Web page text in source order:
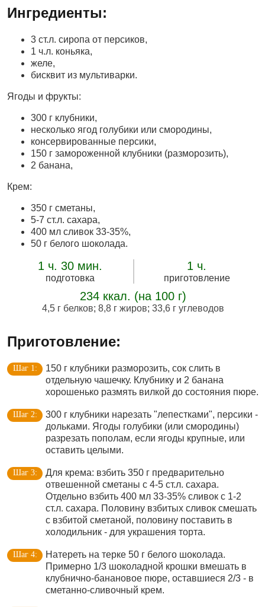
Ингредиенты:
3 ст.л. сиропа от персиков,
1 ч.л. коньяка,
желе,
бисквит из мультиварки.
Ягоды и фрукты:
300 г клубники,
несколько ягод голубики или смородины,
консервированные персики,
150 г замороженной клубники (разморозить),
2 банана,
Крем:
350 г сметаны,
5-7 ст.л. сахара,
400 мл сливок 33-35%,
50 г белого шоколада.
1 ч. 30 мин.
подготовка
1 ч.
приготовление
234 ккал. (на 100 г)
4,5 г белков; 8,8 г жиров; 33,6 г углеводов
Приготовление:
150 г клубники разморозить, сок слить в
отдельную чашечку. Клубнику и 2 банана
хорошенько размять вилкой до состояния пюре.
300 г клубники нарезать "лепестками", персики -
дольками. Ягоды голубики (или смородины)
разрезать пополам, если ягоды крупные, или
оставить целыми.
Для крема: взбить 350 г предварительно
отвешенной сметаны с 4-5 ст.л. сахара.
Отдельно взбить 400 мл 33-35% сливок с 1-2
ст.л. сахара. Половину взбитых сливок смешать
с взбитой сметаной, половину поставить в
холодильник - для украшения торта.
Натереть на терке 50 г белого шоколада.
Примерно 1/3 шоколадной крошки вмешать в
клубнично-банановое пюре, оставшиеся 2/3 - в
сметанно-сливочный крем.